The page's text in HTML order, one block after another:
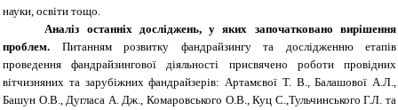
науки, освіти тощо.
Аналіз останніх досліджень, у яких започатковано вирішення
проблем. Питанням розвитку фандрайзингу та дослідженню етапів
проведення фандрайзингової діяльності присвячено роботи провідних
вітчизняних та зарубіжних фандрайзерів: Артамєвої Т. В., Балашової А.Л.,
Башун О.В., Дугласа А. Дж., Комаровського О.В., Куц С.,Тульчинського Г.Л. та